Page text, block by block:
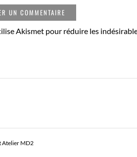
Akismet pour réduire les
MD2